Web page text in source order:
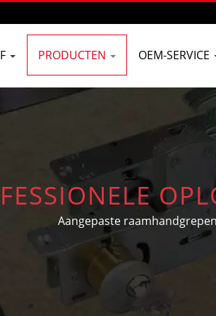
PRODUCTEN OEM-SERVICE
Aangepaste